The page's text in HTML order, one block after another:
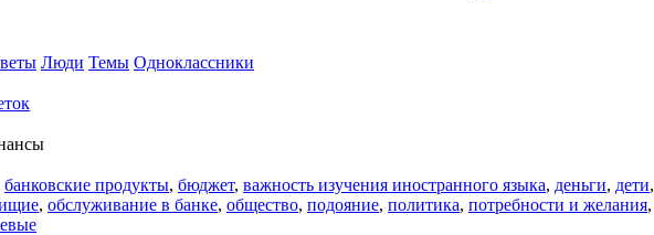
Люди Темы Одноклассники
банковские продукты, бюджет, важность изучения иностранного языка, деньги, дети,
, обслуживание в банке, общество, подояние, политика, потребности и желания,